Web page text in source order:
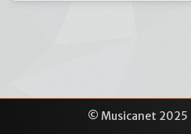
© Musicanet 2025 |